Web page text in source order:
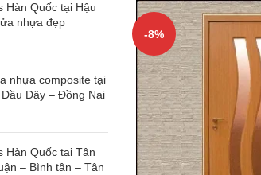
Hàn Quốc tại Hậu
nhựa đẹp
nhựa composite tại
Dây – Đồng Nai
Hàn Quốc tại Tân
– Bình tân – Tân
-8%